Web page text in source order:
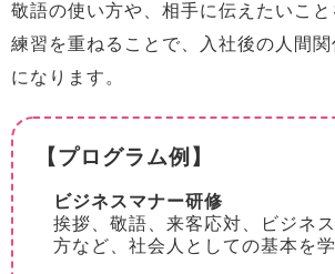
敬語の使い方や、相手に伝えたいこ
練習を重ねることで、入社後の人間
になります。
【プログラム例】
ビジネスマナー研修
挨拶、敬語、来客応対、ビジネ
方など、社会人としての基本を学